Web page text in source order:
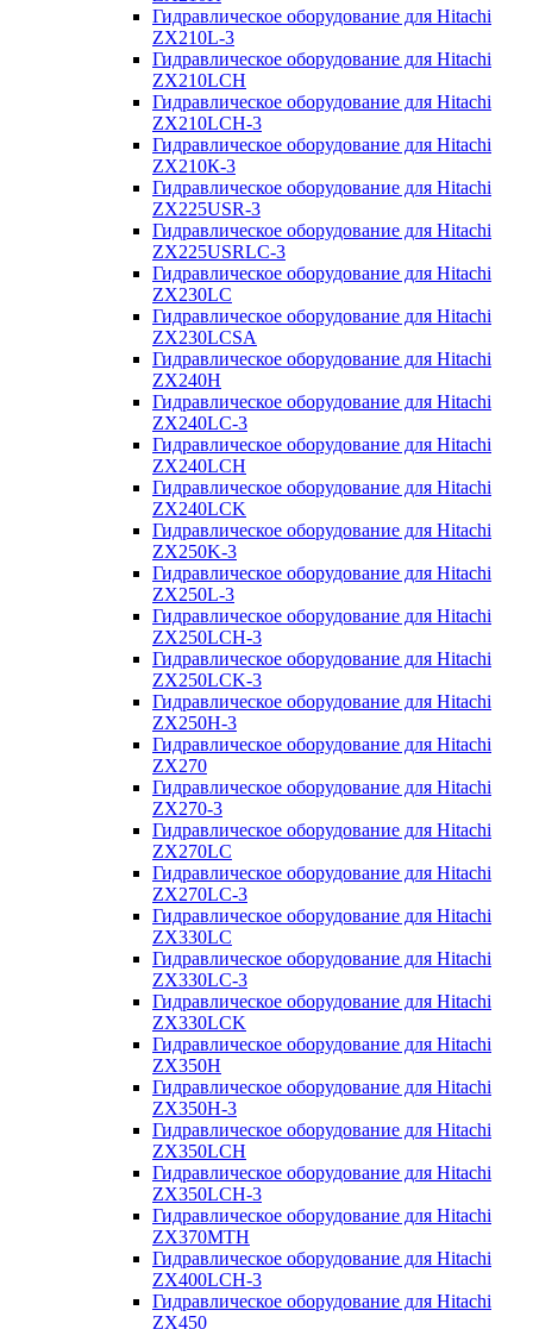
Гидравлическое оборудование для Hitachi
ZX210L-3
Гидравлическое оборудование для Hitachi
ZX210LCH
Гидравлическое оборудование для Hitachi
ZX210LCH-3
Гидравлическое оборудование для Hitachi
ZX210К-3
Гидравлическое оборудование для Hitachi
ZX225USR-3
Гидравлическое оборудование для Hitachi
ZX225USRLC-3
Гидравлическое оборудование для Hitachi
ZX230LC
Гидравлическое оборудование для Hitachi
ZX230LCSA
Гидравлическое оборудование для Hitachi
ZX240H
Гидравлическое оборудование для Hitachi
ZX240LC-3
Гидравлическое оборудование для Hitachi
ZX240LCH
Гидравлическое оборудование для Hitachi
ZX240LCK
Гидравлическое оборудование для Hitachi
ZX250K-3
Гидравлическое оборудование для Hitachi
ZX250L-3
Гидравлическое оборудование для Hitachi
ZX250LCH-3
Гидравлическое оборудование для Hitachi
ZX250LCK-3
Гидравлическое оборудование для Hitachi
ZX250Н-3
Гидравлическое оборудование для Hitachi
ZX270
Гидравлическое оборудование для Hitachi
ZX270-3
Гидравлическое оборудование для Hitachi
ZX270LC
Гидравлическое оборудование для Hitachi
ZX270LC-3
Гидравлическое оборудование для Hitachi
ZX330LC
Гидравлическое оборудование для Hitachi
ZX330LC-3
Гидравлическое оборудование для Hitachi
ZX330LCK
Гидравлическое оборудование для Hitachi
ZX350H
Гидравлическое оборудование для Hitachi
ZX350H-3
Гидравлическое оборудование для Hitachi
ZX350LCH
Гидравлическое оборудование для Hitachi
ZX350LCH-3
Гидравлическое оборудование для Hitachi
ZX370MTH
Гидравлическое оборудование для Hitachi
ZX400LCH-3
Гидравлическое оборудование для Hitachi
ZX450